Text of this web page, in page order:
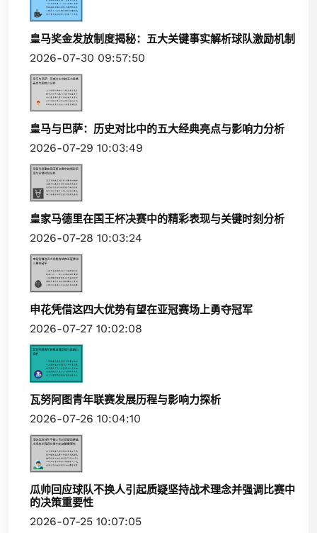
皇马奖金发放制度揭秘：五大关键事实解析球队激励机制
2026-07-30 09:57:50
皇马与巴萨：历史对比中的五大经典亮点与影响力分析
2026-07-29 10:03:49
皇家马德里在国王杯决赛中的精彩表现与关键时刻分析
2026-07-28 10:03:24
申花凭借这四大优势有望在亚冠赛场上勇夺冠军
2026-07-27 10:02:08
瓦努阿图青年联赛发展历程与影响力探析
2026-07-26 10:04:10
瓜帅回应球队不换人引起质疑坚持战术理念并强调比赛中
的决策重要性
2026-07-25 10:07:05